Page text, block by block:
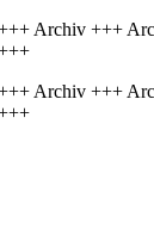
Archiv +++
Archiv +++